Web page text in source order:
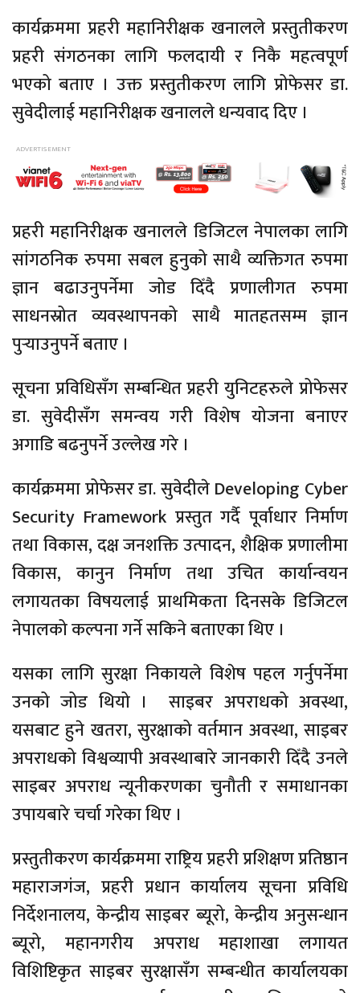
कार्यक्रममा प्रहरी महानिरीक्षक खनालले प्रस्तुतीकरण
प्रहरी संगठनका लागि फलदायी र निकै महत्वपूर्ण
भएको बताए । उक्त प्रस्तुतीकरण लागि प्रोफेसर डा.
सुवेदीलाई महानिरीक्षक खनालले धन्यवाद दिए ।
प्रहरी महानिरीक्षक खनालले डिजिटल नेपालका लागि
सांगठनिक रुपमा सबल हुनुको साथै व्यक्तिगत रुपमा
ज्ञान बढाउनुपर्नेमा जोड दिँदै प्रणालीगत रुपमा
साधनस्रोत व्यवस्थापनको साथै मातहतसम्म ज्ञान
पुर्‍याउनुपर्ने बताए ।
सूचना प्रविधिसँग सम्बन्धित प्रहरी युनिटहरुले प्रोफेसर
डा. सुवेदीसँग समन्वय गरी विशेष योजना बनाएर
अगाडि बढनुपर्ने उल्लेख गरे ।
कार्यक्रममा प्रोफेसर डा. सुवेदीले Developing Cyber
Security Framework प्रस्तुत गर्दै पूर्वाधार निर्माण
तथा विकास, दक्ष जनशक्ति उत्पादन, शैक्षिक प्रणालीमा
विकास, कानुन निर्माण तथा उचित कार्यान्वयन
लगायतका विषयलाई प्राथमिकता दिनसके डिजिटल
नेपालको कल्पना गर्ने सकिने बताएका थिए ।
यसका लागि सुरक्षा निकायले विशेष पहल गर्नुपर्नेमा
उनको जोड ‍थियो । साइबर अपराधको अवस्था,
यसबाट हुने खतरा, सुरक्षाको वर्तमान अवस्था, साइबर
अपराधको विश्वव्यापी अवस्थाबारे जानकारी दिँदै उनले
साइबर अपराध न्यूनीकरणका चुनौती र समाधानका
उपायबारे चर्चा गरेका थिए ।
प्रस्तुतीकरण कार्यक्रममा राष्ट्रिय प्रहरी प्रशिक्षण प्रतिष्ठान
महाराजगंज, प्रहरी प्रधान कार्यालय सूचना प्रविधि
निर्देशनालय, केन्द्रीय साइबर ब्यूरो, केन्द्रीय अनुसन्धान
ब्यूरो, महानगरीय अपराध महाशाखा लगायत
विशिष्टिकृत साइबर सुरक्षासँग सम्बन्धीत कार्यालयका